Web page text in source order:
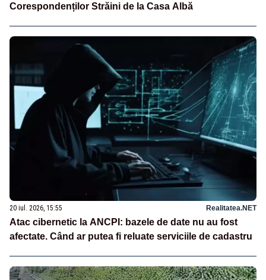
Corespondenților Străini de la Casa Albă
20 iul. 2026, 15:55 Realitatea.NET
Atac cibernetic la ANCPI: bazele de date nu au fost
afectate. Când ar putea fi reluate serviciile de cadastru